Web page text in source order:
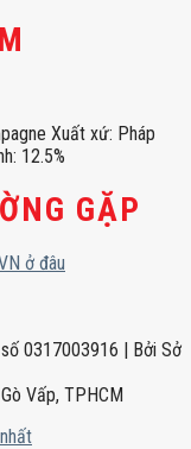
Xuất xứ: Pháp
12.5%
GẶP
ở đâu
0317003916 | Bởi Sở
Vấp, TPHCM